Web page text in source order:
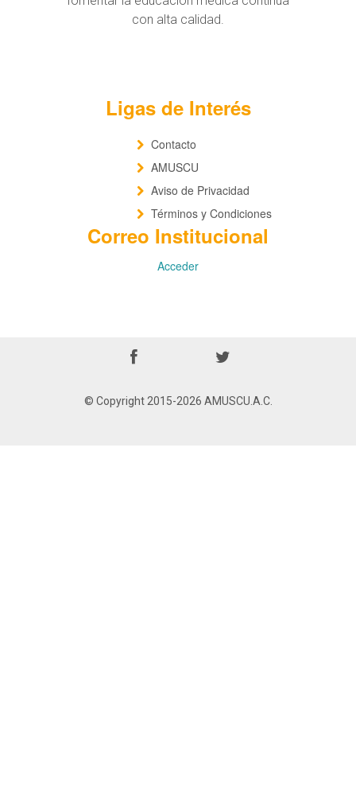
con alta calidad.
Ligas de Interés
Contacto
AMUSCU
Aviso de Privacidad
Términos y Condiciones
Correo Institucional
Acceder
© Copyright 2015-2026 AMUSCU.A.C.